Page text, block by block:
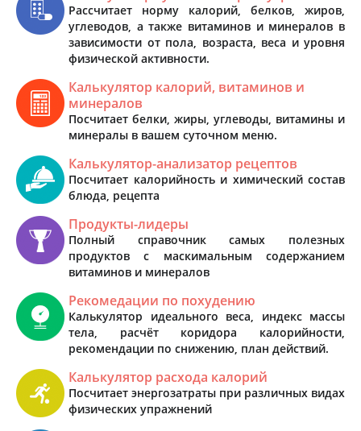
Рассчитает норму калорий, белков, жиров,
углеводов, а также витаминов и минералов в
зависимости от пола, возраста, веса и уровня
физической активности.
Калькулятор калорий, витаминов и
минералов
Посчитает белки, жиры, углеводы, витамины и
минералы в вашем суточном меню.
Калькулятор-анализатор рецептов
Посчитает калорийность и химический состав
блюда, рецепта
Продукты-лидеры
Полный справочник самых полезных
продуктов с маскимальным содержанием
витаминов и минералов
Рекомедации по похудению
Калькулятор идеального веса, индекс массы
тела, расчёт коридора калорийности,
рекомендации по снижению, план действий.
Калькулятор расхода калорий
Посчитает энергозатраты при различных видах
физических упражнений